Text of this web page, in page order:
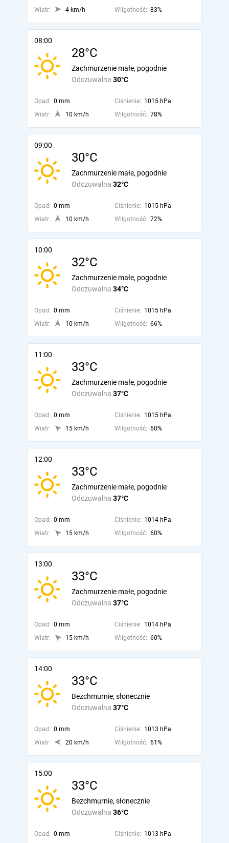
Wiatr: 4 km/h Wilgotność: 83%
08:00
28°C
Odczuwalna 30°C
Zachmurzenie małe, pogodnie
Opad: 0 mm Ciśnienie: 1015 hPa
Wiatr:
10 km/h Wilgotność: 78%
09:00
30°C
Odczuwalna 32°C
Zachmurzenie małe, pogodnie
Opad: 0 mm Ciśnienie: 1015 hPa
Wiatr:
10 km/h Wilgotność: 72%
10:00
32°C
Odczuwalna 34°C
Zachmurzenie małe, pogodnie
Opad: 0 mm Ciśnienie: 1015 hPa
Wiatr:
10 km/h Wilgotność: 66%
11:00
33°C
Odczuwalna 37°C
Zachmurzenie małe, pogodnie
Opad: 0 mm Ciśnienie: 1015 hPa
Wiatr:
15 km/h Wilgotność: 60%
12:00
33°C
Odczuwalna 37°C
Zachmurzenie małe, pogodnie
Opad: 0 mm Ciśnienie: 1014 hPa
Wiatr:
15 km/h Wilgotność: 60%
13:00
33°C
Odczuwalna 37°C
Zachmurzenie małe, pogodnie
Opad: 0 mm Ciśnienie: 1014 hPa
Wiatr:
15 km/h Wilgotność: 60%
14:00
33°C
Odczuwalna 37°C
Bezchmurnie, słonecznie
Opad: 0 mm Ciśnienie: 1013 hPa
Wiatr:
20 km/h Wilgotność: 61%
15:00
33°C
Odczuwalna 36°C
Bezchmurnie, słonecznie
Opad: 0 mm Ciśnienie: 1013 hPa